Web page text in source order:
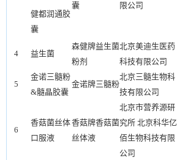
囊
限公司
健都润通胶
囊
4 益生菌
森健牌益生菌
粉剂
北京美迪生医药
科技有限公司
5
金诺三髓粉
&髓晶胶囊
金诺牌三髓粉
北京三髓生物科
技有限公司
6
香菇菌丝体
口服液
香菇牌香菇菌
丝体液
北京市营养源研
究所 北京科华亿
佰生物科技有限
公司